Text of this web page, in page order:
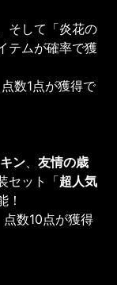
そして「炎花の
テムが確率で獲
数1点が獲得で
ン 、友情の歳
セット「超人気
！
数10点が獲得